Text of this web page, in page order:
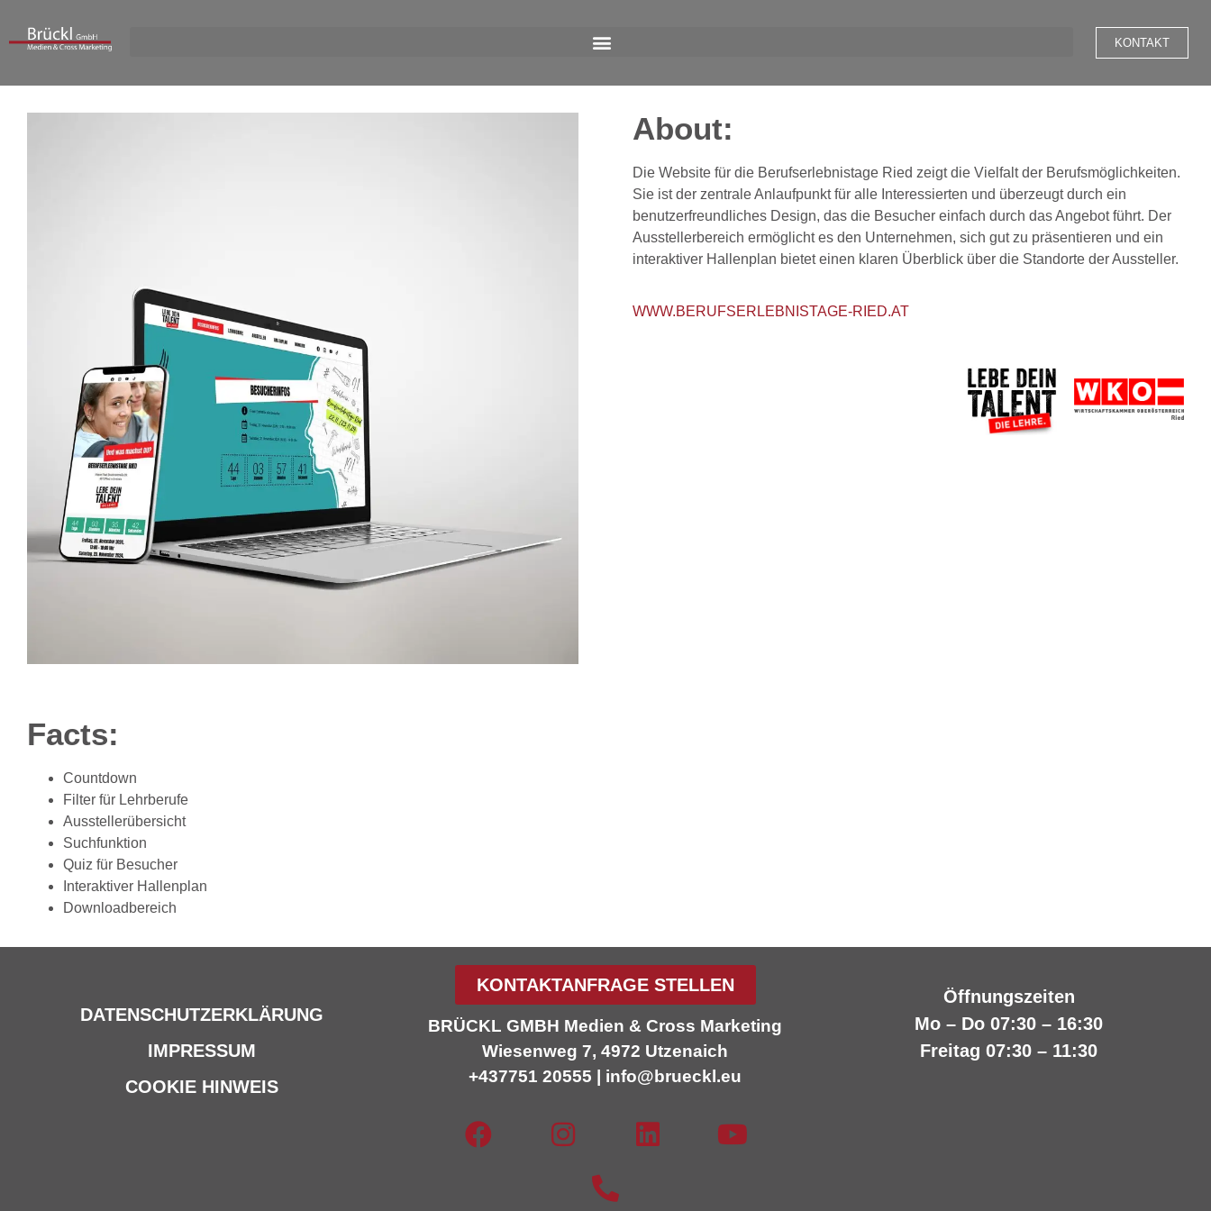
KONTAKT
About:
Die Website für die Berufserlebnistage Ried zeigt die Vielfalt der Berufsmöglichkeiten.
Sie ist der zentrale Anlaufpunkt für alle Interessierten und überzeugt durch ein
benutzerfreundliches Design, das die Besucher einfach durch das Angebot führt. Der
Ausstellerbereich ermöglicht es den Unternehmen, sich gut zu präsentieren und ein
interaktiver Hallenplan bietet einen klaren Überblick über die Standorte der Aussteller.
WWW.BERUFSERLEBNISTAGE-RIED.AT
Facts:
Countdown
Filter für Lehrberufe
Ausstellerübersicht
Suchfunktion
Quiz für Besucher
Interaktiver Hallenplan
Downloadbereich
DATENSCHUTZERKLÄRUNG
IMPRESSUM
COOKIE HINWEIS
KONTAKTANFRAGE STELLEN
BRÜCKL GMBH Medien & Cross Marketing
Wiesenweg 7, 4972 Utzenaich
+437751 20555 | info@brueckl.eu
Öffnungszeiten
Mo – Do 07:30 – 16:30
Freitag 07:30 – 11:30